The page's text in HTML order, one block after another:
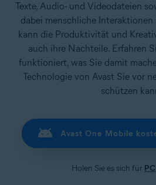
Texte, Audio- und Videodateien
dabei menschliche Interaktionen
kann die Produktivität und
auch ihre Nachteile. Erfahren
funktioniert, was Sie damit
Technologie von Avast Sie vor
schützen
Avast One Mobile
Holen Sie es sich für PC